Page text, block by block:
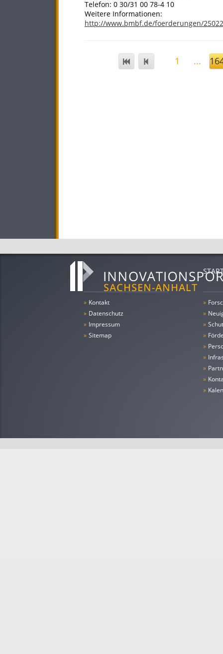
Telefon: 0 30/31 00 78-4 10
Weitere Informationen:
http://www.bmbf.de/foerderungen/
1 ...
» Kontakt
» Datenschutz
» Impressum
» Sitemap
»
»
»
»
»
»
»
»
»